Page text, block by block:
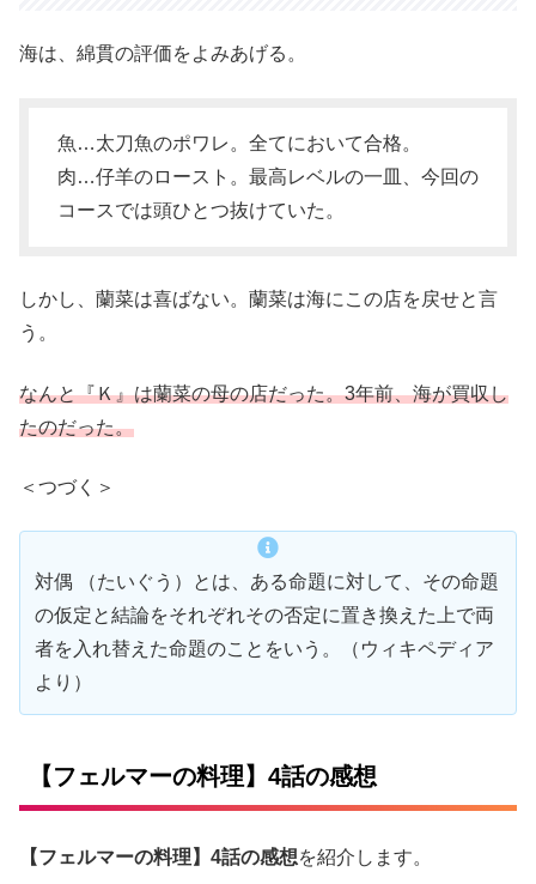
海は、綿貫の評価をよみあげる。
魚…太刀魚のポワレ。全てにおいて合格。
肉…仔羊のロースト。最高レベルの一皿、今回の
コースでは頭ひとつ抜けていた。
しかし、蘭菜は喜ばない。蘭菜は海にこの店を戻せと言
う。
なんと『Ｋ』は蘭菜の母の店だった。3年前、海が買収し
たのだった。
＜つづく＞
対偶 （たいぐう）とは、ある命題に対して、その命題
の仮定と結論をそれぞれその否定に置き換えた上で両
者を入れ替えた命題のことをいう。（ウィキペディア
より）
【フェルマーの料理】4話の感想
【フェルマーの料理】4話の感想を紹介します。